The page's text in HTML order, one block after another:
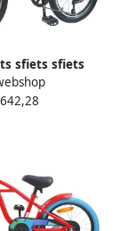
sfiets sfiets
en Avontuur
Stuur en Zadel